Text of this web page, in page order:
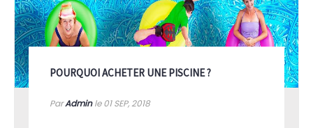
POURQUOI ACHETER UNE PISCINE ?
ParAdminle 01SEP, 2018